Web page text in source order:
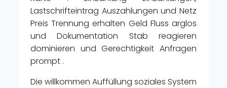
Lastschrifteintrag Auszahlungen und Netz
Preis Trennung erhalten Geld Fluss arglos
und Dokumentation Stab reagieren
dominieren und Gerechtigkeit Anfragen
prompt .
Die willkommen Auffüllung soziales System